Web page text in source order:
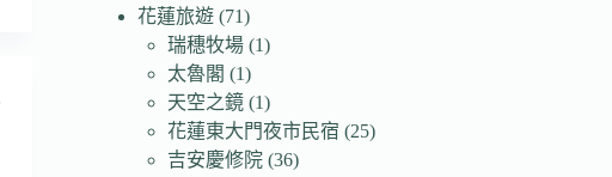
花蓮旅遊 (71)
瑞穗牧場 (1)
太魯閣 (1)
天空之鏡 (1)
花蓮東大門夜市民宿 (25)
吉安慶修院 (36)